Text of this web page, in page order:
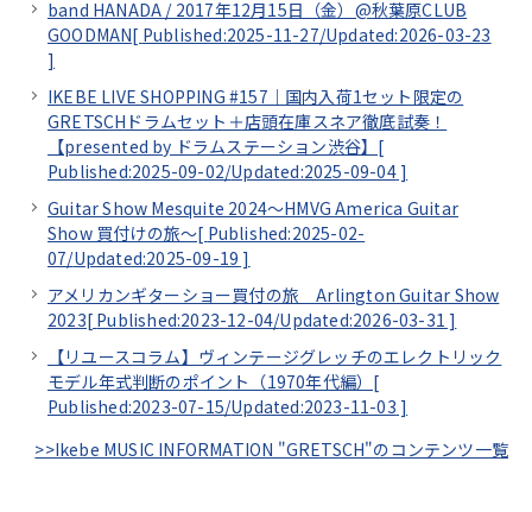
band HANADA / 2017年12月15日（金）@秋葉原CLUB
GOODMAN[ Published:2025-11-27/Updated:2026-03-23
]
IKEBE LIVE SHOPPING #157｜国内入荷1セット限定の
GRETSCHドラムセット＋店頭在庫スネア徹底試奏！
【presented by ドラムステーション渋谷】[
Published:2025-09-02/Updated:2025-09-04]
Guitar Show Mesquite 2024～HMVG America Guitar
Show 買付けの旅～[ Published:2025-02-
07/Updated:2025-09-19 ]
アメリカンギターショー買付の旅 Arlington Guitar Show
2023[ Published:2023-12-04/Updated:2026-03-31 ]
【リユースコラム】ヴィンテージグレッチのエレクトリック
モデル年式判断のポイント（1970年代編）[
Published:2023-07-15/Updated:2023-11-03 ]
>>Ikebe MUSIC INFORMATION "GRETSCH"のコンテンツ一覧